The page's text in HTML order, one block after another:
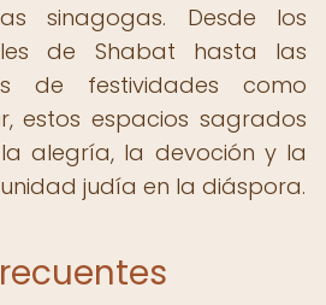
sinagogas. Desde los
de Shabat hasta las
de festividades como
estos espacios sagrados
alegría, la devoción y la
judía en la diáspora.